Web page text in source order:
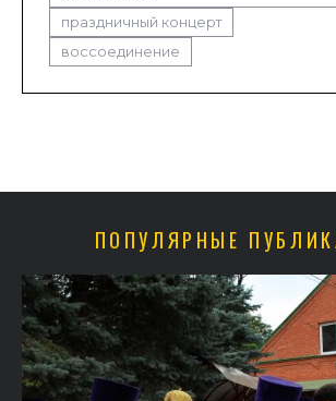
праздничный концерт
воссоединение
ПОПУЛЯРНЫЕ